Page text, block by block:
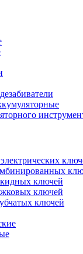
ключей
ключей
ключей